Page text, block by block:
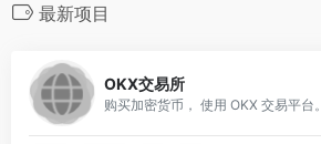
最新项目
OKX交易所
购买加密货币， 使用 OKX 交易平台。